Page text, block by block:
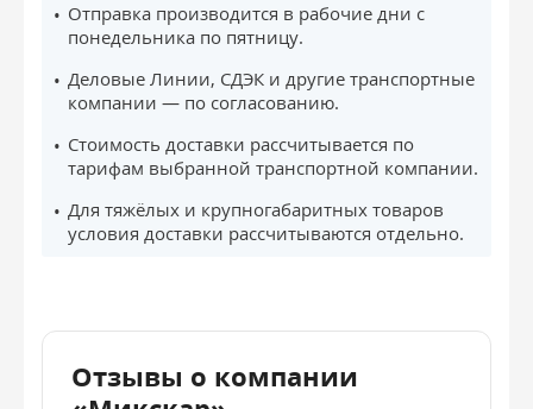
Отправка производится в рабочие дни с
понедельника по пятницу.
Деловые Линии, СДЭК и другие транспортные
компании — по согласованию.
Стоимость доставки рассчитывается по
тарифам выбранной транспортной компании.
Для тяжёлых и крупногабаритных товаров
условия доставки рассчитываются отдельно.
Отзывы о компании